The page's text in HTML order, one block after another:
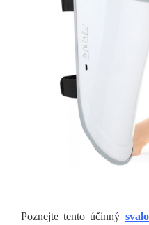
Poznejte tento účinný